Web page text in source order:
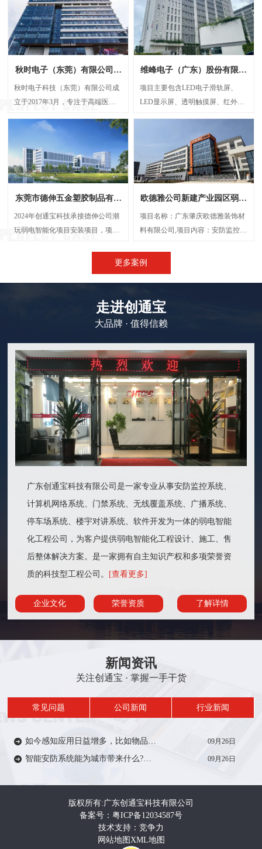
秋时电子（东莞）有限公司弱
电智能化项目案例
秋时电子科技（东莞）有限公司成
立于2017年3月，专注于高端医疗
范围包括生产、设计、研发、技术
备、光学设备、计量检验设备及零
配件、精密仪器设备及其零配件
电智能化承接方，主要负责建设
UPS后备电源系统、UPS动环监测
系统、楼层弱电井配电建设等等
维峰电子（广东）股份有限公
司弱电智能化项目案例
项目主要包含LED电子滑轨屏、
LED显示屏、透明触摸屏、红外触
琐、呈现单一等问题，将展厅的多
个显示屏打造成一个既可统一协作
又能独立展示的智能视觉网络。
东莞市德伸五金塑胶制品有限
2024年创通宝科技承接德伸公司潮
玩弱电智能化项目安装项目，项目
房建设、视频监控系统、信息网络
欧德雅公司新建产业园区弱电
项目名称：广东肇庆欧德雅装饰材
料有限公司,项目内容：安防监控系
禁系统、停车场系统，会议系统、
更多案例
走进创通宝
大品牌 · 值得信赖
广东创通宝科技有限公司是一家专业从事安防监控系统、
计算机网络系统、门禁系统、无线覆盖系统、广播系统、
停车场系统、楼宇对讲系统、软件开发为一体的弱电智能
化工程公司，为客户提供弱电智能化工程设计、施工、售
后整体解决方案。是一家拥有自主知识产权和多项荣誉资
质的科技型工程公司。
[查看更多]
企业文化 荣誉资质 了解详情
新闻资讯
关注创通宝 · 掌握一手干货
常见问题 公司新闻 行业新闻
09月26日
09月26日
版权所有:广东创通宝科技有限公司
备案号：粤ICP备12034587号
技术支持：竞争力
网站地图 XML地图